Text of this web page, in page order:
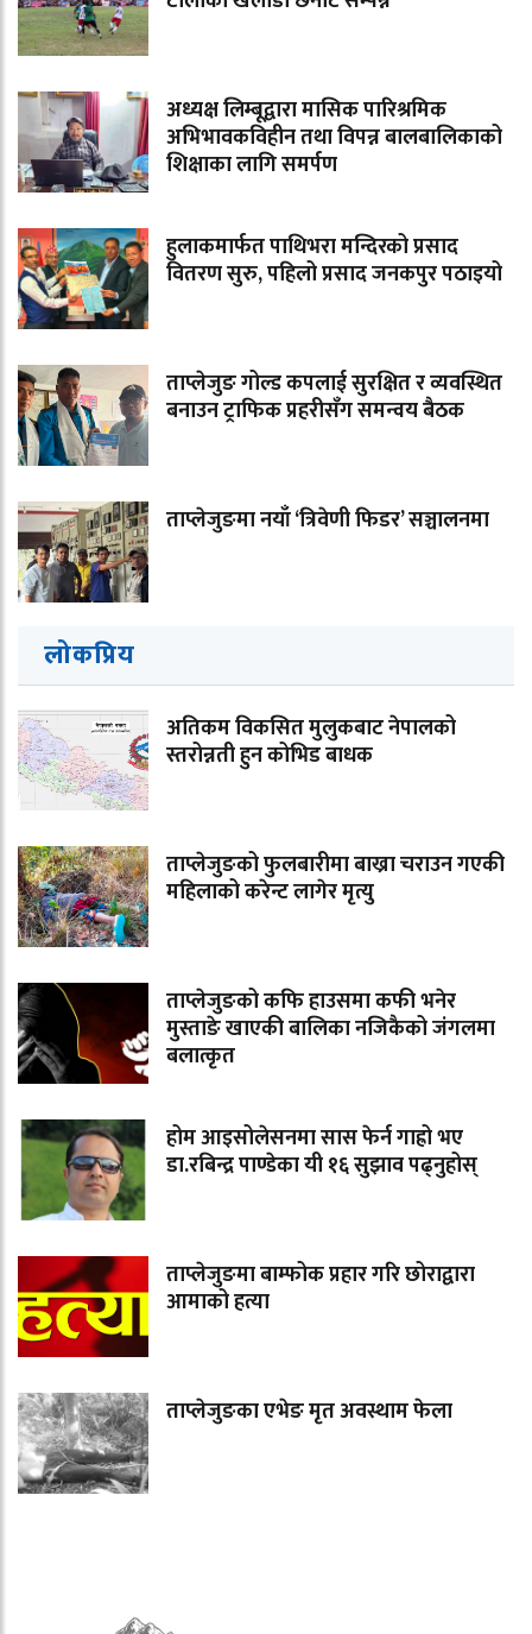
अध्यक्ष लिम्बूद्वारा मासिक पारिश्रमिक
अभिभावकविहीन तथा विपन्न बालबालिकाको
शिक्षाका लागि समर्पण
हुलाकमार्फत पाथिभरा मन्दिरको प्रसाद
वितरण सुरु, पहिलो प्रसाद जनकपुर पठाइयो
ताप्लेजुङ गोल्ड कपलाई सुरक्षित र व्यवस्थित
बनाउन ट्राफिक प्रहरीसँग समन्वय बैठक
ताप्लेजुङमा नयाँ ‘त्रिवेणी फिडर’ सञ्चालनमा
लोकप्रिय
अतिकम विकसित मुलुकबाट नेपालको
स्तरोन्नती हुन कोभिड बाधक
ताप्लेजुङको फुलबारीमा बाख्रा चराउन गएकी
महिलाको करेन्ट लागेर मृत्यु
ताप्लेजुङको कफि हाउसमा कफी भनेर
मुस्ताङे खाएकी बालिका नजिकैको जंगलमा
बलात्कृत
होम आइसोलेसनमा सास फेर्न गाह्रो भए
डा.रबिन्द्र पाण्डेका यी १६ सुझाव पढ्नुहोस्
ताप्लेजुङमा बाम्फोक प्रहार गरि छोराद्वारा
आमाको हत्या
ताप्लेजुङका एभेङ मृत अवस्थाम फेला